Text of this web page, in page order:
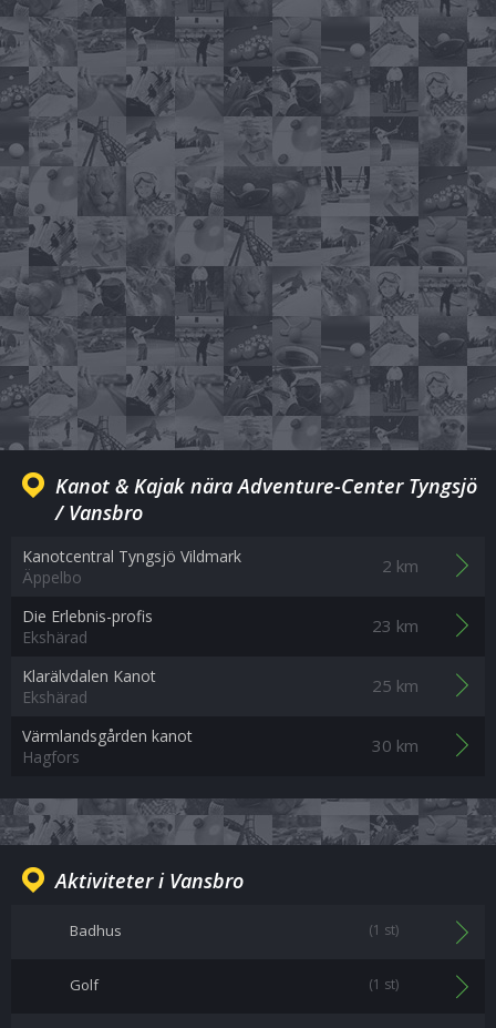
Kanot & Kajak nära Adventure-Center Tyngsjö
/ Vansbro
Kanotcentral Tyngsjö Vildmark
Äppelbo
2 km
Die Erlebnis-profis
Ekshärad
23 km
Klarälvdalen Kanot
Ekshärad
25 km
Värmlandsgården kanot
Hagfors
30 km
Aktiviteter i Vansbro
Badhus (1 st)
Golf (1 st)